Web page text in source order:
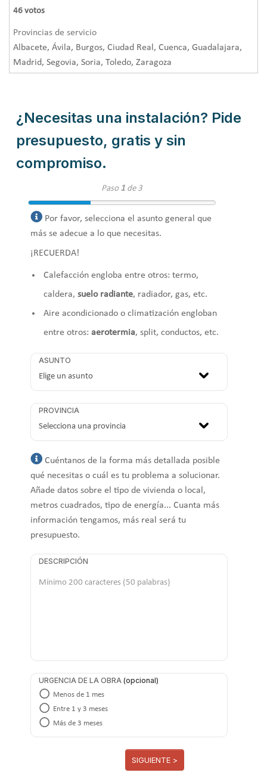
46 votos
Provincias de servicio
Albacete, Ávila, Burgos, Ciudad Real, Cuenca, Guadalajara,
Madrid, Segovia, Soria, Toledo, Zaragoza
¿Necesitas una instalación? Pide
presupuesto, gratis y sin
compromiso.
Paso 1de 3
Por favor, selecciona el asunto general que
más se adecue a lo que necesitas.
¡RECUERDA!
Calefacción engloba entre otros: termo,
caldera, suelo radiante, radiador, gas, etc.
Aire acondicionado o climatización engloban
entre otros: aerotermia, split, conductos, etc.
ASUNTO
PROVINCIA
Cuéntanos de la forma más detallada posible
qué necesitas o cuál es tu problema a solucionar.
Añade datos sobre el tipo de vivienda o local,
metros cuadrados, tipo de energía... Cuanta más
información tengamos, más real será tu
presupuesto.
DESCRIPCIÓN
URGENCIA DE LA OBRA
Menos de 1 mes
Entre 1 y 3 meses
Más de 3 meses
SIGUIENTE >